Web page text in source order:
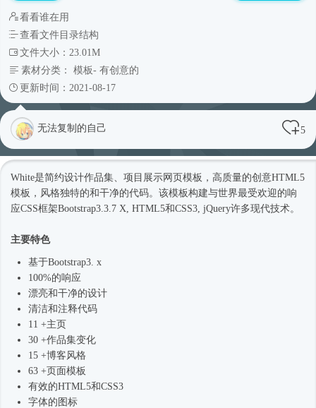
看看谁在用
查看文件目录结构
文件大小：23.01M
素材分类： 模板- 有创意的
更新时间：2021-08-17
无法复制的自己 5
White是简约设计作品集、项目展示网页模板 ，高质量的创意HTML5
模板 ，风格独特的和干净的代码。该模板构建与世界最受欢迎的响
应CSS框架Bootstrap3.3.7 X, HTML5和CSS3, jQuery许多现代技术。
主要特色
基于Bootstrap3. x
100%的响应
漂亮和干净的设计
清洁和注释代码
11 +主页
30 +作品集变化
15 +博客风格
63 +页面模板
有效的HTML5和CSS3
字体的图标